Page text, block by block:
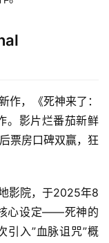
作，《死神来了：
。影片烂番茄新鲜
票房口碑双赢，狂
影院，于2025年8
心设定——死神的
引入”血脉诅咒”概